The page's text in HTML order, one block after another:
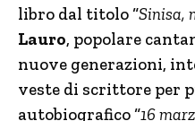
libro dal titolo “Sinisa,
Lauro, popolare
nuove generazioni,
veste di scrittore per
autobiografico “16